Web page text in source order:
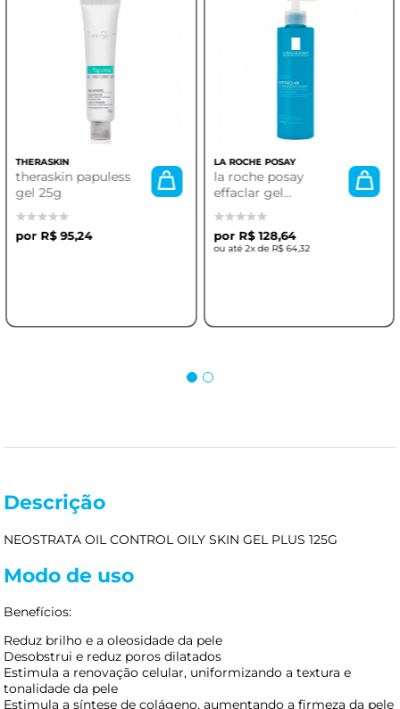
THERASKIN
theraskin papuless
gel 25g
R$ 95,24
LA ROCHE POSAY
la roche posay
effaclar gel
concentrado 300g
R$ 128,64
2x de R$ 64,32
Descrição
NEOSTRATA OIL CONTROL OILY SKIN GEL PLUS 125G
Modo de uso
Benefícios:
Reduz brilho e a oleosidade da pele
Desobstrui e reduz poros dilatados
Estimula a renovação celular, uniformizando a textura e
tonalidade da pele
Estimula a síntese de colágeno, aumentando a firmeza da pele